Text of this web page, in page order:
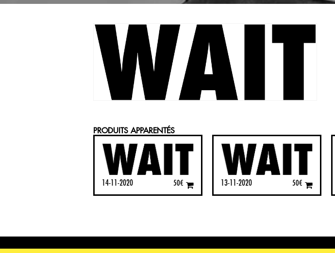
PRODUITS APPARENTÉS
14-11-2020 50€ 13-11-2020 50€